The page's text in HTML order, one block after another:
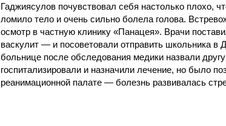
Гаджиясулов почувствовал себя настолько плохо,
ломило тело и очень сильно болела голова.
осмотр в частную клинику «Панацея». Врачи
васкулит — и посоветовали отправить школьника в
больнице после обследования медики назвали
госпитализировали и назначили лечение, но было
реанимационной палате — болезнь развивалась